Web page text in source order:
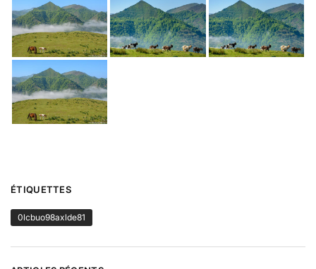
ÉTIQUETTES
0lcbuo98axlde81